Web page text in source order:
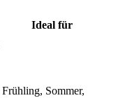
Ideal für
Frühling, Sommer,